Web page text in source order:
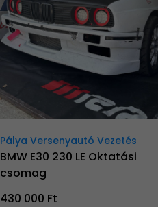
Pálya Versenyautó Vezetés
BMW E30 230 LE Oktatási
csomag
430 000 Ft